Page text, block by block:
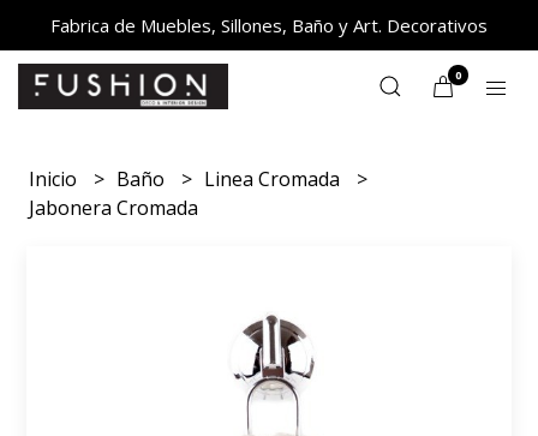
Fabrica de Muebles, Sillones, Baño y Art. Decorativos
0
Inicio Baño
Linea Cromada
Jabonera Cromada